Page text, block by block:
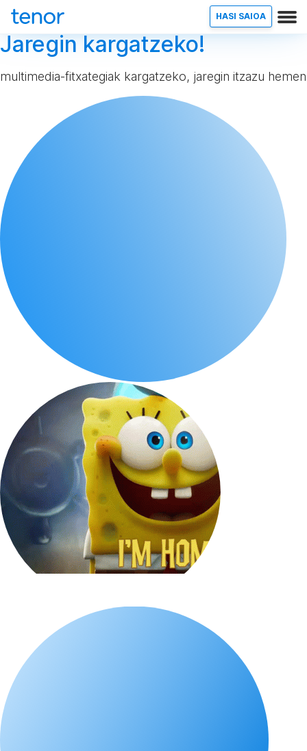
HASI SAIOA
Jaregin kargatzeko!
multimedia-fitxategiak kargatzeko, jaregin itzazu hemen